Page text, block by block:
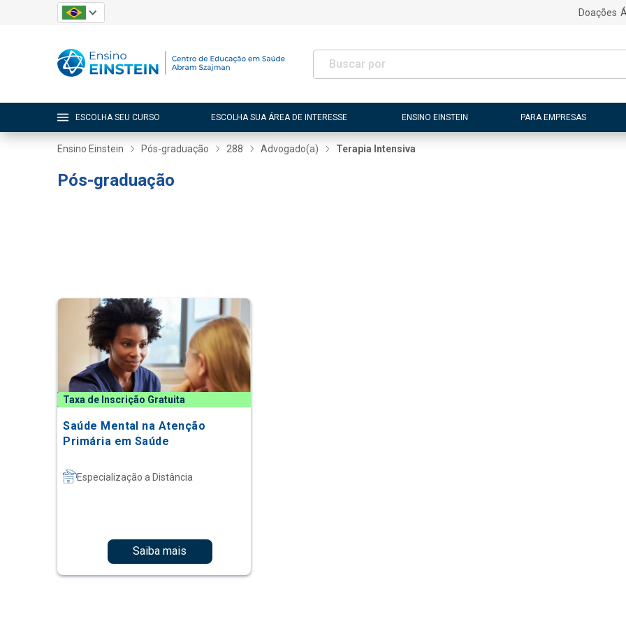
Doações
ESCOLHA SEU CURSO ESCOLHA SUA ÁREA DE INTERESSE ENSINO EINSTEIN PARA EMPRESAS
Ensino Einstein Pós-graduação 288 Advogado(a) Terapia Intensiva
Pós-graduação
Taxa de Inscrição Gratuita
Saúde Mental na Atenção
Primária em Saúde
Especialização a Distância
Saiba mais